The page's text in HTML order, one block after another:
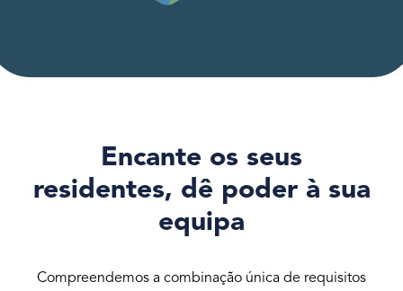
Encante os seus
residentes, dê poder à sua
equipa
Compreendemos a combinação única de requisitos